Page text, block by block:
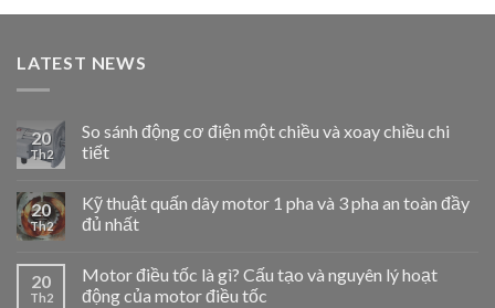
LATEST NEWS
20
Th2
So sánh động cơ điện một chiều và xoay chiều chi
tiết
20
Th2
Kỹ thuật quấn dây motor 1 pha và 3 pha an toàn đầy
đủ nhất
20
Th2
Motor điều tốc là gì? Cấu tạo và nguyên lý hoạt
động của motor điều tốc